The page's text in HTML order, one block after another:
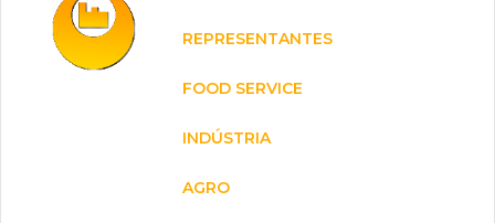
REPRESENTANTES
FOOD SERVICE
INDÚSTRIA
AGRO